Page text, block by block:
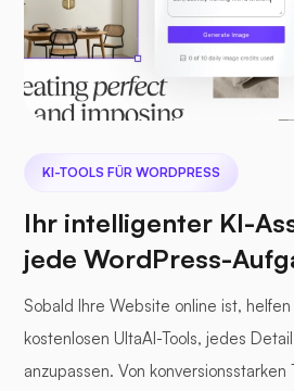
KI-TOOLS FÜR WORDPRESS
Ihr intelligenter KI-
jede WordPress-
Sobald Ihre Website online ist,
kostenlosen UltaAI-Tools, jedes
anzupassen. Von konversionsstarken